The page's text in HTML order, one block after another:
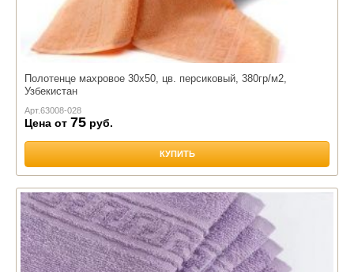
Полотенце махровое 30х50, цв. персиковый, 380гр/м2,
Узбекистан
Арт.63008-028
Цена от 75 руб.
КУПИТЬ